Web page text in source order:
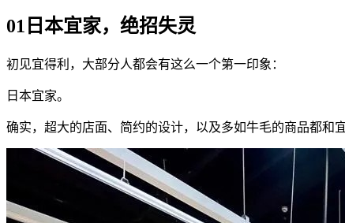
01日本宜家，绝招失灵
初见宜得利，大部分人都会有这么一个第一印象：
日本宜家。
确实，超大的店面、简约的设计，以及多如牛毛的商品都和